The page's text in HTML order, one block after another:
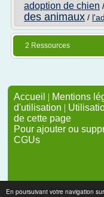
En poursuivant votre navigation
adoption de chien /
des animaux /
2 Ressources
Accueil | Mentions
d'utilisation |
de cette page
Pour ajouter ou
CGUs